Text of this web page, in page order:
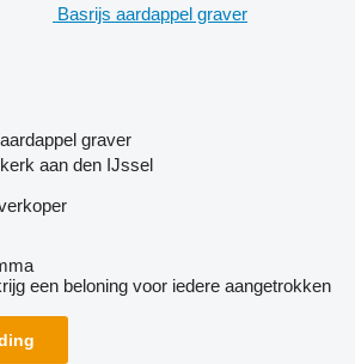
Basrijs aardappel graver
graver
aan den IJssel
een beloning voor iedere aangetrokken